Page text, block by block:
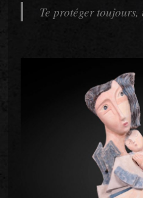
Te protéger